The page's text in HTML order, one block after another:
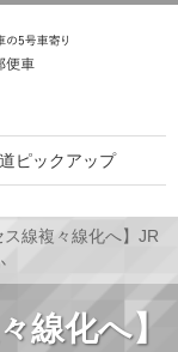
ピックアップ
イトについて
ス線複々線化へ】JR
線化へ】